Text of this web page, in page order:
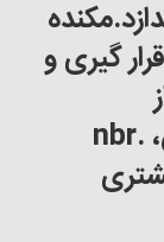
.مکنده
گیری و
nbr.